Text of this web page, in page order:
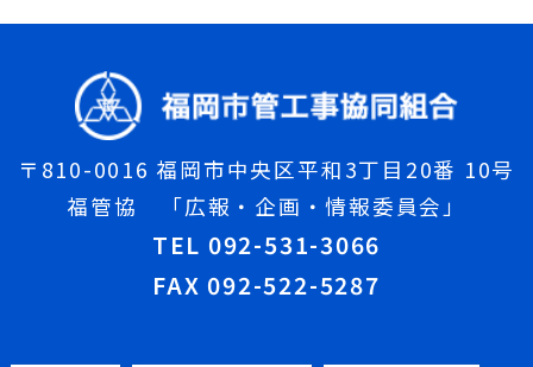
〒810-0016 福岡市中央区平和3丁目20番 10号
福管協 「広報・企画・情報委員会」
TEL 092-531-3066
FAX 092-522-5287